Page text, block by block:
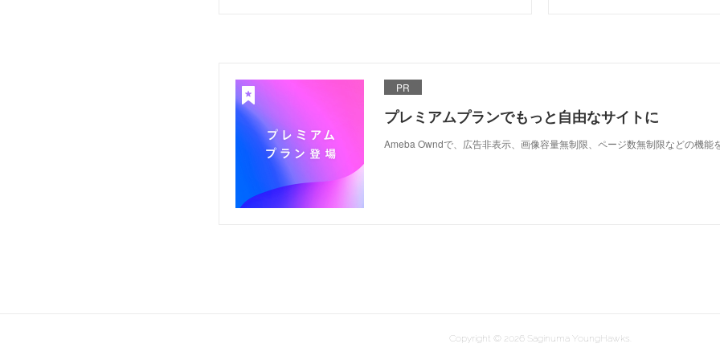
PR
プレミアムプランでもっと自由なサイトに
Ameba Owndで、広告非表示、画像容量無制限、ページ数無制限などの機能
Copyright © 2026 Saginuma YoungHawks